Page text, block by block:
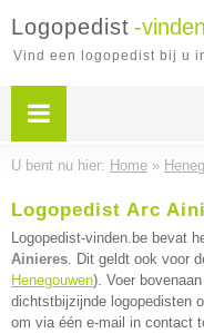
Logopedist -
Vind een logopedist bij u
U bent nu hier: Home »
Logopedist Arc
Logopedist-vinden.be bevat
Ainieres. Dit geldt ook voor
Henegouwen). Voer
dichtstbijzijnde logopedisten
om via één e-mail in contact